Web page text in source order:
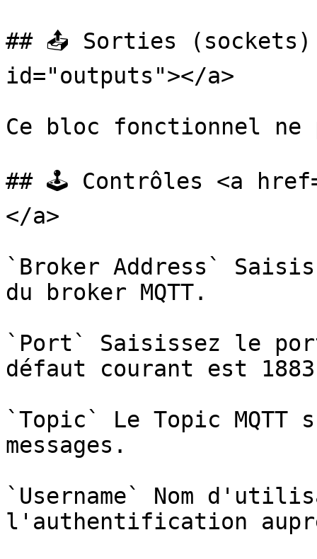
## 📤 Sorties
id="outputs"></a>
Ce bloc fonctionnel
## 🕹️ Contrôles <a
</a>
`Broker Address`
du broker MQTT.
`Port` Saisissez le
défaut courant est
`Topic` Le Topic
messages.
`Username` Nom
l'authentification